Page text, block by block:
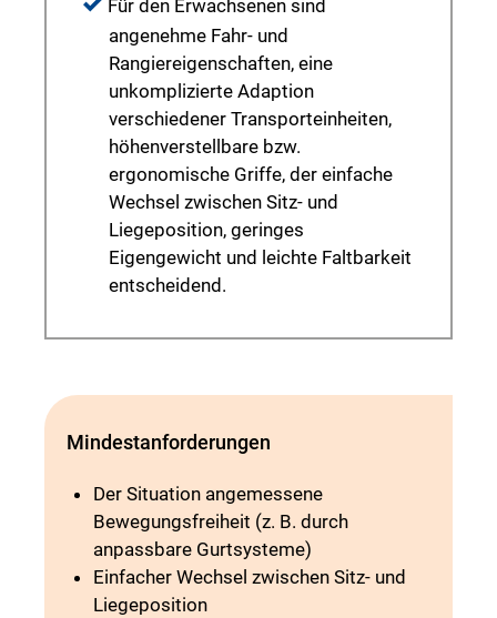
Für den Erwachsenen sind
angenehme Fahr- und
Rangiereigenschaften, eine
unkomplizierte Adaption
verschiedener Transporteinheiten,
höhenverstellbare bzw.
ergonomische Griffe, der einfache
Wechsel zwischen Sitz- und
Liegeposition, geringes
Eigengewicht und leichte Faltbarkeit
entscheidend.
Mindestanforderungen
Der Situation angemessene
Bewegungsfreiheit (z. B. durch
anpassbare Gurtsysteme)
Einfacher Wechsel zwischen Sitz- und
Liegeposition